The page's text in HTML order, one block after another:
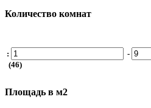
Количество комнат
:
-
(46)
Площадь в м2